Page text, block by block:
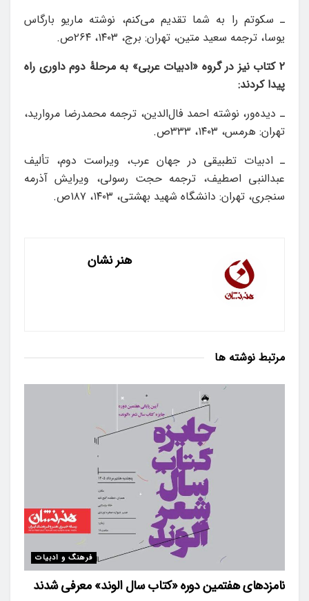
ـ سکوتم را به شما تقدیم می‌کنم، نوشته ماریو بارگاس
یوسا، ترجمه سعید متین، تهران: برج، ۱۴۰۳، ۲۶۴ص.
۲ کتاب نیز در گروه «ادبیات عربی» به مرحلۀ دوم داوری راه
پیدا کردند:
ـ دیده‌ور، نوشته احمد فال‌الدین، ترجمه محمدرضا مروارید،
تهران: هرمس، ۱۴۰۳، ۳۳۳ص.
ـ ادبیات تطبیقی در جهان عرب، ویراست دوم، تألیف
عبدالنبی اصطیف، ترجمه حجت رسولی، ویرایش آذرمه
سنجری، تهران: دانشگاه شهید بهشتی، ۱۴۰۳، ۱۸۷ص.
هنر نشان
مرتبط نوشته ها
فرهنگ و ادبیات
نامزدهای هفتمین دوره «کتاب سال الوند» معرفی شدند